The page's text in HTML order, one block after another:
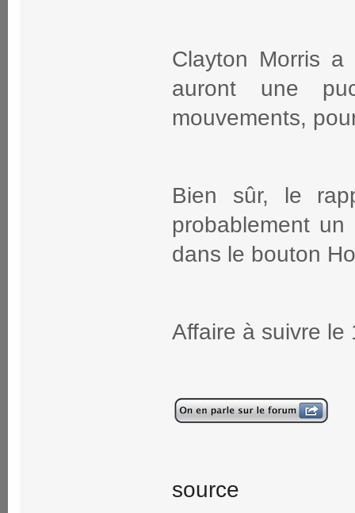
Clayton Morris a
auront une
mouvements,
Bien sûr, le
probablement un
dans le bouton
Affaire à suivre
source